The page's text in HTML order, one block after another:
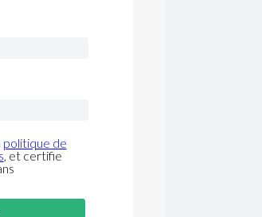
politique de
, et certifie